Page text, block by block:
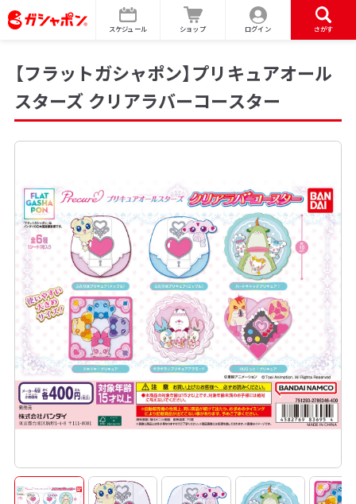
スケジュール ショップ ログイン さがす
【フラットガシャポン】プリキュアオール
スターズ クリアラバーコースター